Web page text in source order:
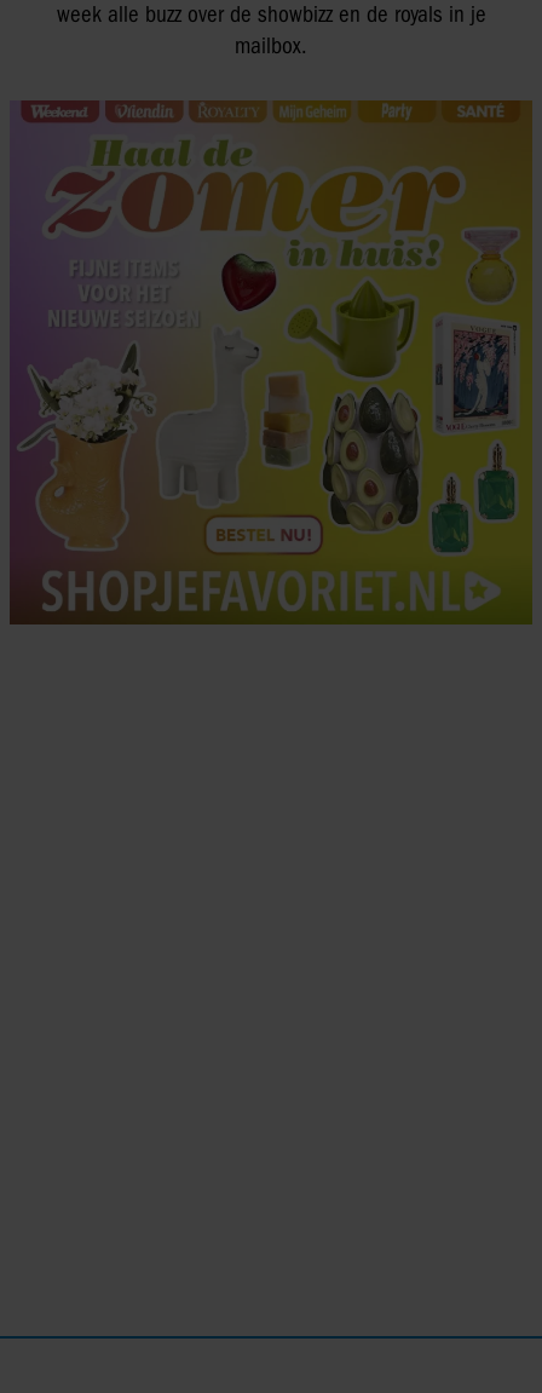
week alle buzz over de showbizz en de royals in je
mailbox.